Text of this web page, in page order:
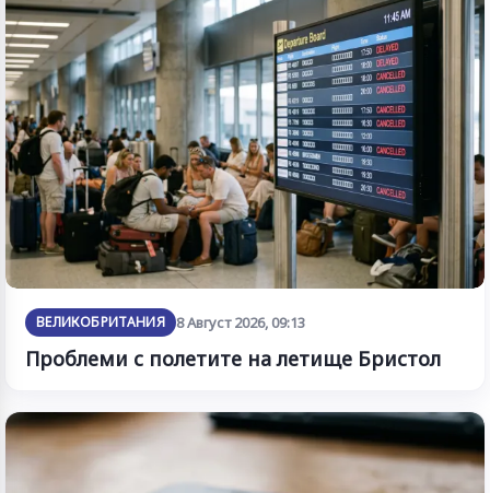
ВЕЛИКОБРИТАНИЯ 8 Август 2026, 09:13
Проблеми с полетите на летище Бристол